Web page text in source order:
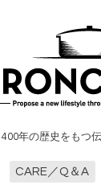
年の歴史をもつ
CARE／Q＆A